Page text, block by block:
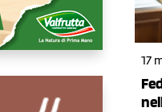
17